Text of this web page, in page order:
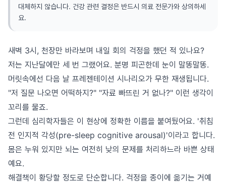
대체하지 않습니다. 건강 관련 결정은 반드시 의료 전문가와 상의하세
요.
새벽 3시, 천장만 바라보며 내일 회의 걱정을 했던 적 있나요?
저는 지난달에만 세 번 그랬어요. 분명 피곤한데 눈이 말똥말똥.
머릿속에선 다음 날 프레젠테이션 시나리오가 무한 재생됩니다.
"저 질문 나오면 어떡하지?" "자료 빠뜨린 거 없나?" 이런 생각이
꼬리를 물죠.
그런데 심리학자들은 이 현상에 정확한 이름을 붙여뒀어요. '취침
전 인지적 각성(pre-sleep cognitive arousal)'이라고 합니다.
몸은 누워 있지만 뇌는 여전히 낮의 문제를 처리하느라 바쁜 상태
예요.
해결책이 황당할 정도로 단순합니다. 걱정을 종이에 옮기는 거예